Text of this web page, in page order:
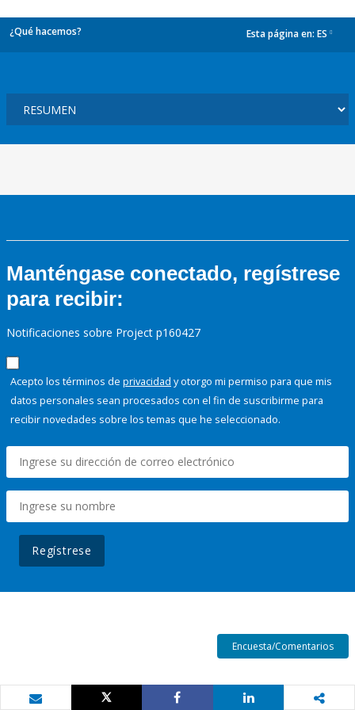
¿Qué hacemos? Esta página en: ES
Manténgase conectado, regístrese
para recibir:
Notificaciones sobre Project p160427
Acepto los términos de privacidad y otorgo mi permiso para que mis
datos personales sean procesados con el fin de suscribirme para
recibir novedades sobre los temas que he seleccionado.
Regístrese
Encuesta/Comentarios